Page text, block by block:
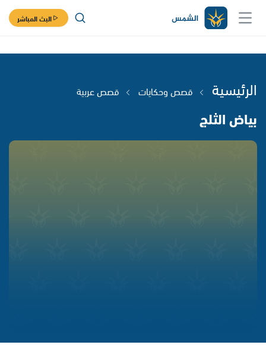
البث المباشر
الرئيسية قصص وحكايات قصص عربية
بياض الثلج